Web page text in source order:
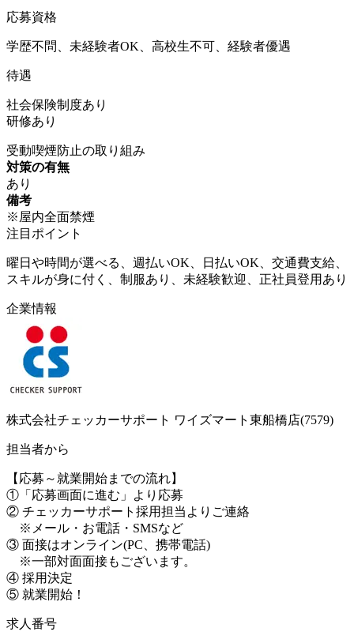
応募資格
学歴不問、未経験者OK、高校生不可、経験者優遇
待遇
社会保険制度あり
研修あり
受動喫煙防止の取り組み
対策の有無
あり
備考
※屋内全面禁煙
注目ポイント
曜日や時間が選べる、週払いOK、日払いOK、交通費支給、
スキルが身に付く、制服あり、未経験歓迎、正社員登用あり
企業情報
株式会社チェッカーサポート ワイズマート東船橋店(7579)
担当者から
【応募～就業開始までの流れ】
①「応募画面に進む」より応募
② チェッカーサポート採用担当よりご連絡
※メール・お電話・SMSなど
③ 面接はオンライン(PC、携帯電話)
※一部対面面接もございます。
④ 採用決定
⑤ 就業開始！
求人番号